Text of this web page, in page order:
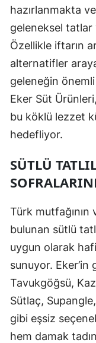
hazırlanmakta
geleneksel tatlar
Özellikle iftarın
alternatifler
geleneğin önemli
Eker Süt
bu köklü lezzet
hedefliyor.
SÜTLÜ
Türk mutfağının
bulunan sütlü
uygun olarak
sunuyor. Eker’in
Tavukgöğsü,
Sütlaç,
gibi eşsiz
hem damak